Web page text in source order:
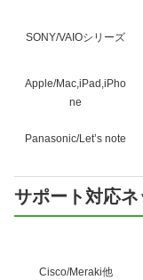
SONY/VAIOシリーズ
Apple/Mac,iPad,iPho
ne
Panasonic/Let’s note
サポート対応
Cisco/Meraki他